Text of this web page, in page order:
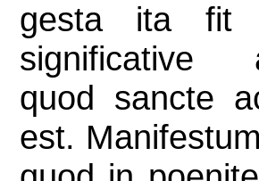
gesta ita fit
significative
quod sancte
est.